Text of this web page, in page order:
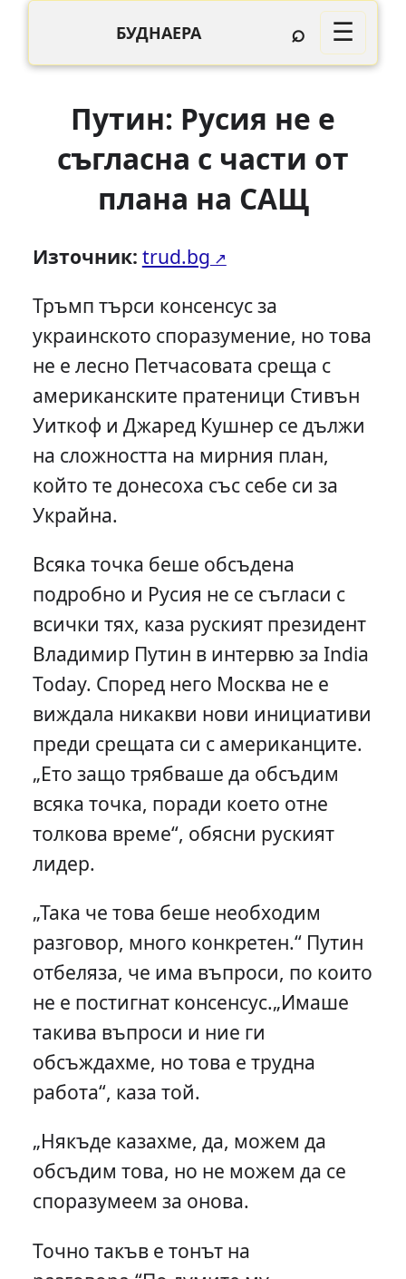
БУДНАЕРА ⌕ ☰
Путин: Русия не е
съгласна с части от
плана на САЩ
Източник: trud.bg
Тръмп търси консенсус за
украинското споразумение, но това
не е лесно Петчасовата среща с
американските пратеници Стивън
Уиткоф и Джаред Кушнер се дължи
на сложността на мирния план,
който те донесоха със себе си за
Украйна.
Всяка точка беше обсъдена
подробно и Русия не се съгласи с
всички тях, каза руският президент
Владимир Путин в интервю за India
Today. Според него Москва не е
виждала никакви нови инициативи
преди срещата си с американците.
„Ето защо трябваше да обсъдим
всяка точка, поради което отне
толкова време“, обясни руският
лидер.
„Така че това беше необходим
разговор, много конкретен.“ Путин
отбеляза, че има въпроси, по които
не е постигнат консенсус.„Имаше
такива въпроси и ние ги
обсъждахме, но това е трудна
работа“, каза той.
„Някъде казахме, да, можем да
обсъдим това, но не можем да се
споразумеем за онова.
Точно такъв е тонът на